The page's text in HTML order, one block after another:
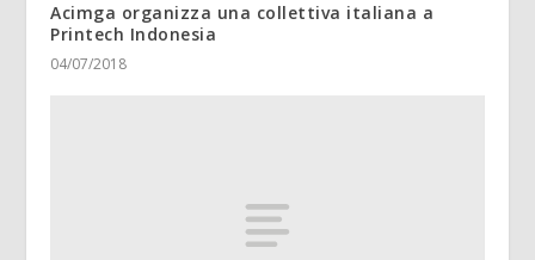
Acimga organizza una collettiva italiana a
Printech Indonesia
04/07/2018